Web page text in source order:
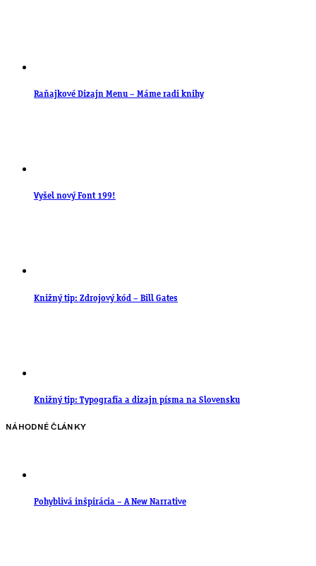
Raňajkové Dizajn Menu – Máme radi knihy
Vyšel nový Font 199!
Knižný tip: Zdrojový kód – Bill Gates
Knižný tip: Typografia a dizajn písma na Slovensku
NÁHODNÉ ČLÁNKY
Pohyblivá inšpirácia – A New Narrative